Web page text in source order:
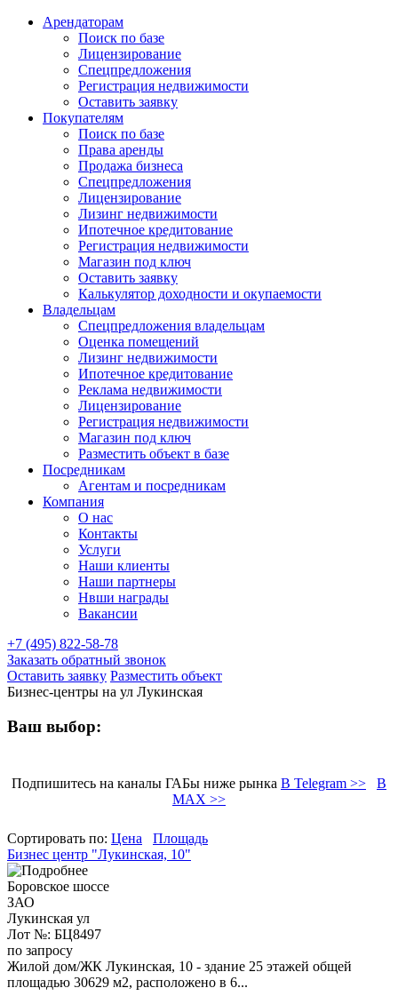
Арендаторам
Поиск по базе
Лицензирование
Спецпредложения
Регистрация недвижимости
Оставить заявку
Покупателям
Поиск по базе
Права аренды
Продажа бизнеса
Спецпредложения
Лицензирование
Лизинг недвижимости
Ипотечное кредитование
Регистрация недвижимости
Магазин под ключ
Оставить заявку
Калькулятор доходности и окупаемости
Владельцам
Спецпредложения владельцам
Оценка помещений
Лизинг недвижимости
Ипотечное кредитование
Реклама недвижимости
Лицензирование
Регистрация недвижимости
Магазин под ключ
Разместить объект в базе
Посредникам
Агентам и посредникам
Компания
О нас
Контакты
Услуги
Наши клиенты
Наши партнеры
Нвши награды
Вакансии
+7 (495) 822-58-78
Заказать обратный звонок
Оставить заявку Разместить объект
Бизнес-центры на ул Лукинская
Ваш выбор:
Подпишитесь на каналы ГАБы ниже рынка В Telegram >>
В
MAX >>
Сортировать по: Цена
Площадь
Бизнес центр "Лукинская, 10"
Боровское шоссе
ЗАО
Лукинская ул
Лот №: БЦ8497
по запросу
Жилой дом/ЖК Лукинская, 10 - здание 25 этажей общей
площадью 30629 м2, расположено в 6...